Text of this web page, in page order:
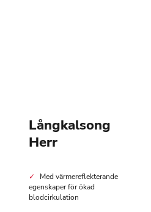
Långkalsong
Herr
Med värmereflekterande
egenskaper för ökad
blodcirkulation